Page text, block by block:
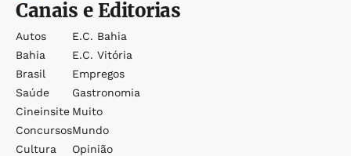
Canais e Editorias
Autos
Bahia
Brasil
Saúde
Cineinsite
Concursos
Cultura
E.c. Bahia
E.c. Vitória
Empregos
Gastronomia
Muito
Mundo
Opinião